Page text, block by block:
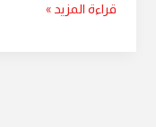
قراءة المزيد »